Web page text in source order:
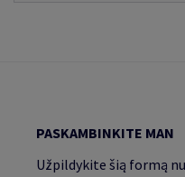
PASKAMBINKITE MAN
Užpildykite šią formą